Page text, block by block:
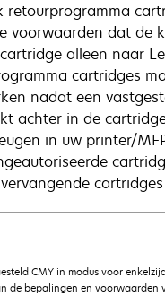
retourprogramma
voorwaarden dat de
alleen naar
cartridges
nadat een
achter in de
in uw printer/
CMY in modus voor
de bepalingen en